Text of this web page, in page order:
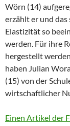
Wörn (14)
erzählt er und das
Elastizität so
werden. Für ihre
hergestellt
haben Julian
(15) von der
wirtschaftlicher
Einen Artikel der